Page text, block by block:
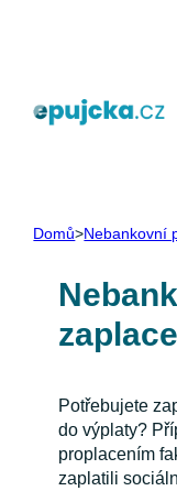
Domů>Nebankovní
Potřebujete
do výplaty?
proplacením
zaplatili